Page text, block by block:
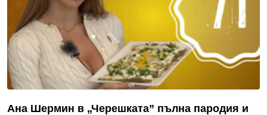
Ана Шермин в „Черешката” пълна пародия и